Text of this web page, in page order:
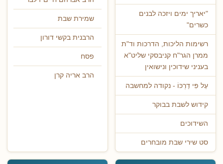
"יאריך ימים ויזכה לבנים
כשרים"
רשימות הליכות, הדרכות וד"ת
ממרן הגר"ח קניבסקי שליט"א
בעניני שידוכין ונישואין
עַל פִּי דַרְכּוֹ - נקודה למחשבה
קידוש לשבת בבוקר
השידוכים
סט שירי שבת מובחרים
שמירת שבת
הרבנית בקשי דורון
פסח
הרב אריה קרן